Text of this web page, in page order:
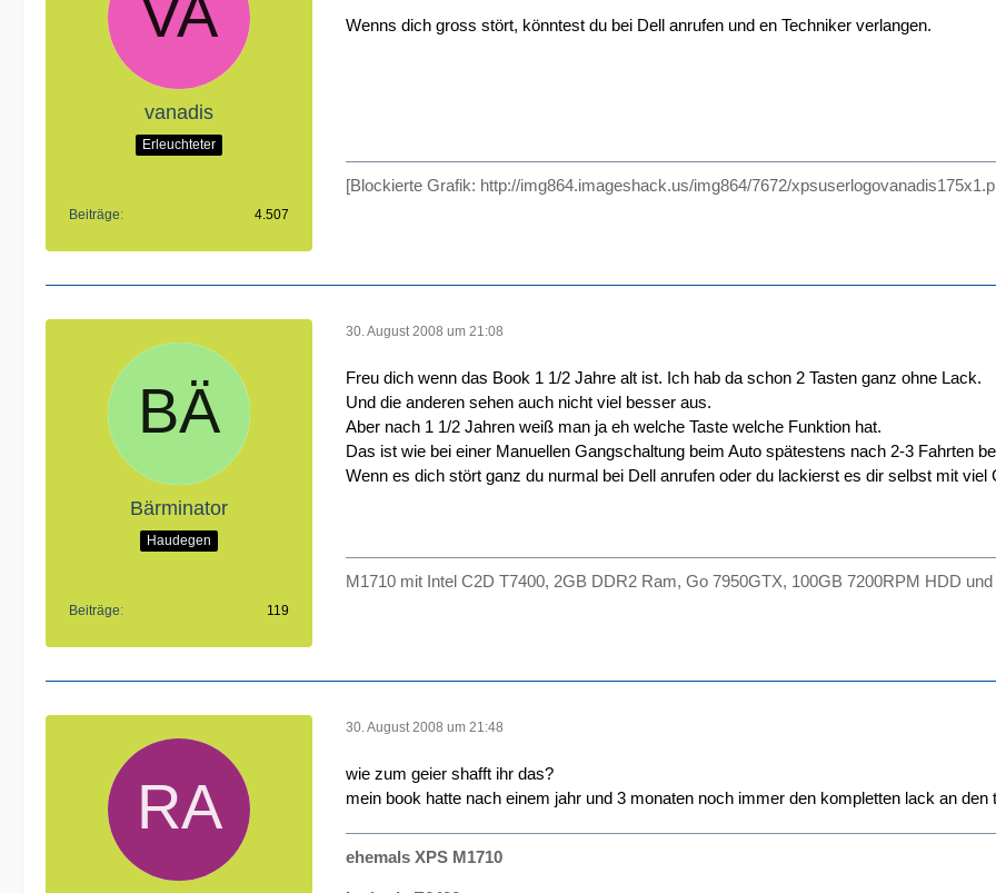
vanadis
Erleuchteter
Beiträge 4.507
Wenns dich gross stört, könntest du bei Dell anrufen und en Techniker verlangen.
[Blockierte Grafik: http://img864.imageshack.us/img864/7672/
Bärminator
Haudegen
Beiträge 119
30. August 2008 um 21:08
Freu dich wenn das Book 1 1/2 Jahre alt ist. Ich hab da schon 2 Tasten ganz ohne Lack.
Und die anderen sehen auch nicht viel besser aus.
Aber nach 1 1/2 Jahren weiß man ja eh welche Taste welche Funktion hat.
Das ist wie bei einer Manuellen Gangschaltung beim Auto spätestens nach 2-3 Fahrten
Wenn es dich stört ganz du nurmal bei Dell anrufen oder du lackierst es dir selbst mit viel
M1710 mit Intel C2D T7400, 2GB DDR2 Ram, Go 7950GTX, 100GB 7200RPM HDD
30. August 2008 um 21:48
wie zum geier shafft ihr das?
mein book hatte nach einem jahr und 3 monaten noch immer den kompletten lack an
ehemals XPS M1710